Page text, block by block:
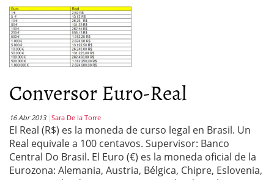
Conversor Euro-Real
16 Abr 2013 Sara De la Torre
El Real (R$) es la moneda de curso legal en Brasil. Un
Real equivale a 100 centavos. Supervisor: Banco
Central Do Brasil. El Euro (€) es la moneda oficial de la
Eurozona: Alemania, Austria, Bélgica, Chipre, Eslovenia,